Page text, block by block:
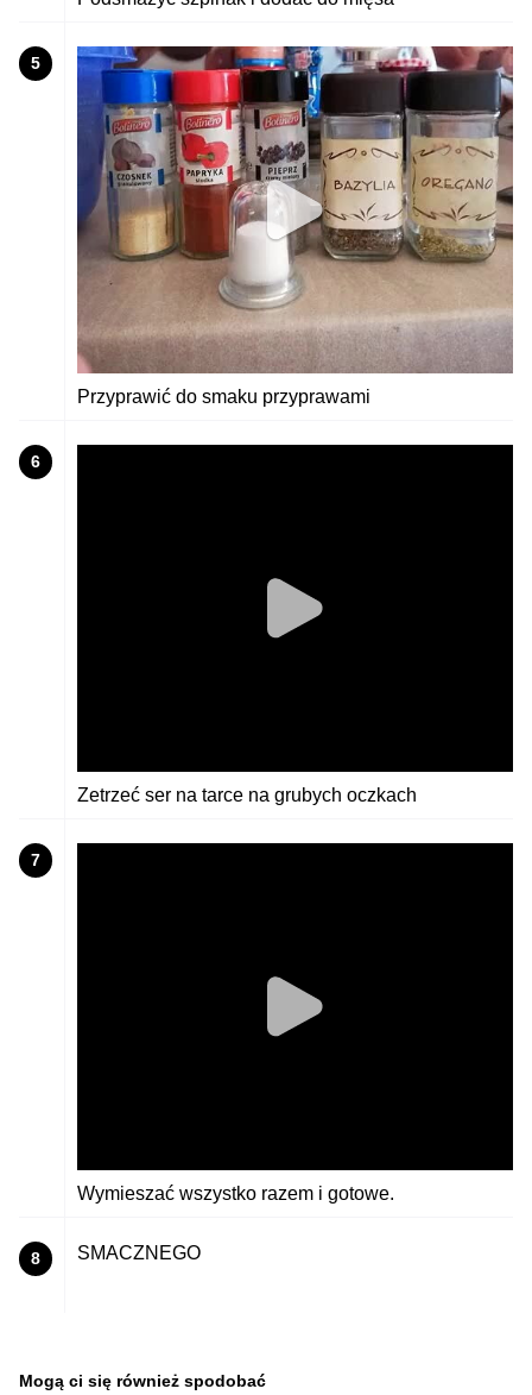
5
Przyprawić do smaku przyprawami
6
Zetrzeć ser na tarce na grubych oczkach
7
Wymieszać wszystko razem i gotowe.
8 SMACZNEGO
Mogą ci się również spodobać